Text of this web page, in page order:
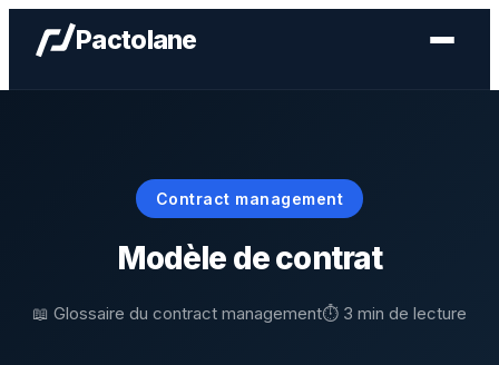
Pactolane
Contract management
Modèle de contrat
📖 Glossaire du contract management⏱️ 3 min de lecture